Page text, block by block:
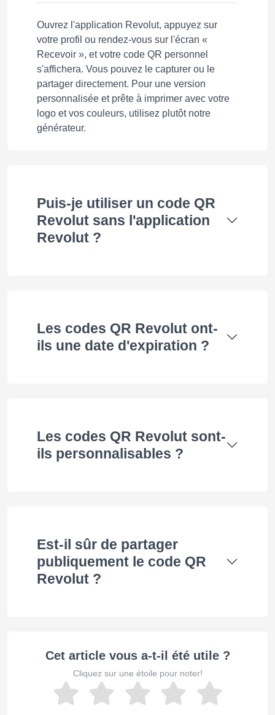
Ouvrez l'application Revolut, appuyez sur
votre profil ou rendez-vous sur l'écran «
Recevoir », et votre code QR personnel
s'affichera. Vous pouvez le capturer ou le
partager directement. Pour une version
personnalisée et prête à imprimer avec votre
logo et vos couleurs, utilisez plutôt notre
générateur.
Puis-je utiliser un code QR
Revolut sans l'application
Revolut ?
Les codes QR Revolut ont-
ils une date d'expiration ?
Les codes QR Revolut sont-
ils personnalisables ?
Est-il sûr de partager
publiquement le code QR
Revolut ?
Cet article vous a-t-il été utile ?
Cliquez sur une étoile pour noter!